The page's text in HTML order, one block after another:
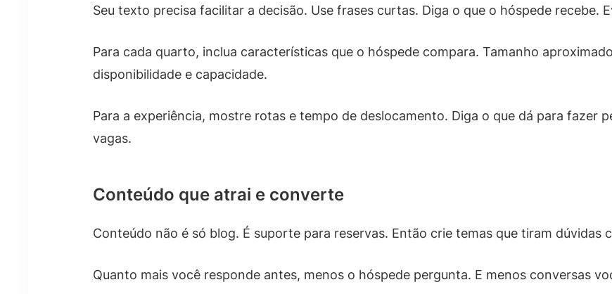
Seu texto precisa facilitar a decisão. Use frases curtas. Diga o que o hóspede recebe.
Para cada quarto, inclua características que o hóspede compara. Tamanho
disponibilidade e capacidade.
Para a experiência, mostre rotas e tempo de deslocamento. Diga o que dá para fazer
vagas.
Conteúdo que atrai e converte
Conteúdo não é só blog. É suporte para reservas. Então crie temas que tiram dúvidas
Quanto mais você responde antes, menos o hóspede pergunta. E menos conversas